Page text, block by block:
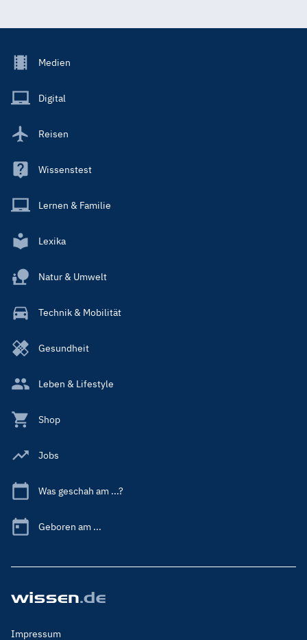
Footer
Main
Medien
Digital
Reisen
Wissenstest
Lernen & Familie
Lexika
Natur & Umwelt
Technik & Mobilität
Gesundheit
Leben & Lifestyle
Shop
Jobs
Was geschah am ...?
Geboren am ...
Footer
Impressum